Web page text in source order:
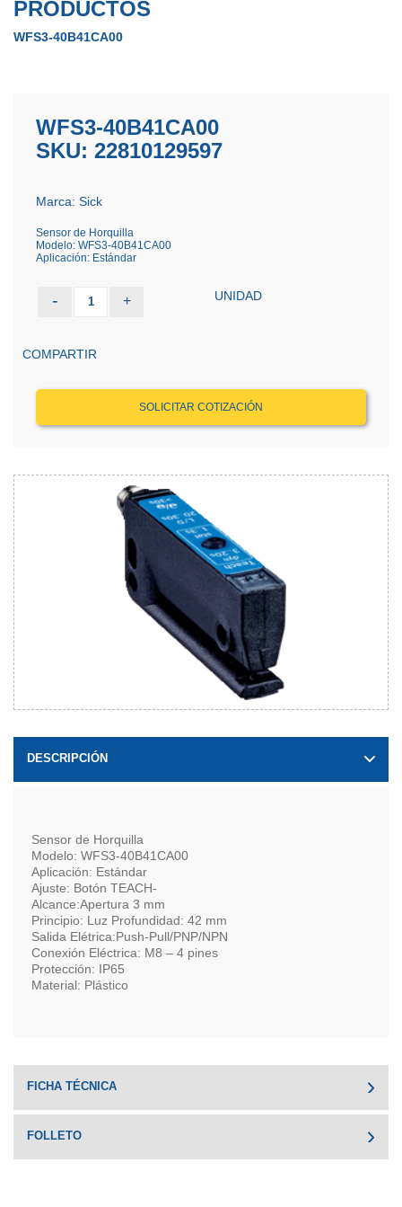
PRODUCTOS
WFS3-40B41CA00
WFS3-40B41CA00
SKU: 22810129597
Marca: Sick
Sensor de Horquilla
Modelo: WFS3-40B41CA00
Aplicación: Estándar
- 1 + UNIDAD
COMPARTIR
SOLICITAR COTIZACIÓN
DESCRIPCIÓN
Sensor de Horquilla
Modelo: WFS3-40B41CA00
Aplicación: Estándar
Ajuste: Botón TEACH-
Alcance:Apertura 3 mm
Principio: Luz Profundidad: 42 mm
Salida Elétrica:Push-Pull/PNP/NPN
Conexión Eléctrica: M8 – 4 pines
Protección: IP65
Material: Plástico
FICHA TÉCNICA
FOLLETO